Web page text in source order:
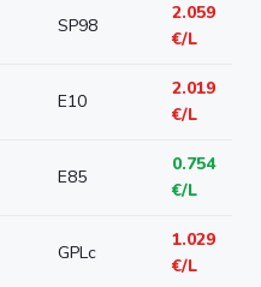
SP98
2.059
€/L
E10
2.019
€/L
E85
0.754
€/L
GPLc
1.029
€/L